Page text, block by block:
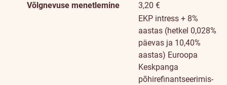
Võlgnevuse menetlemine
3,20 €
EKP intress + 8%
aastas (hetkel 0,028%
päevas ja 10,40%
aastas) Euroopa
Keskpanga
põhirefinantseerimis-